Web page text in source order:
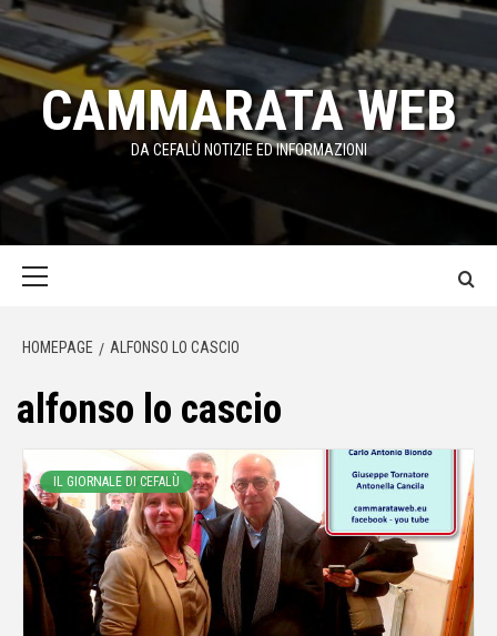
Passa
contenuto
CAMMARATA WEB
DA CEFALÙ NOTIZIE ED INFORMAZIONI
HOMEPAGE ALFONSO LO CASCIO
alfonso lo cascio
IL GIORNALE DI CEFALÙ